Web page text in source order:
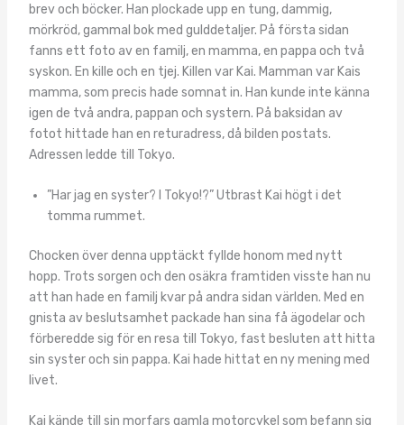
brev och böcker. Han plockade upp en tung, dammig,
mörkröd, gammal bok med gulddetaljer. På första sidan
fanns ett foto av en familj, en mamma, en pappa och två
syskon. En kille och en tjej. Killen var Kai. Mamman var Kais
mamma, som precis hade somnat in. Han kunde inte känna
igen de två andra, pappan och systern. På baksidan av
fotot hittade han en returadress, då bilden postats.
Adressen ledde till Tokyo.
”Har jag en syster? I Tokyo!?” Utbrast Kai högt i det
tomma rummet.
Chocken över denna upptäckt fyllde honom med nytt
hopp. Trots sorgen och den osäkra framtiden visste han nu
att han hade en familj kvar på andra sidan världen. Med en
gnista av beslutsamhet packade han sina få ägodelar och
förberedde sig för en resa till Tokyo, fast besluten att hitta
sin syster och sin pappa. Kai hade hittat en ny mening med
livet.
Kai kände till sin morfars gamla motorcykel som befann sig